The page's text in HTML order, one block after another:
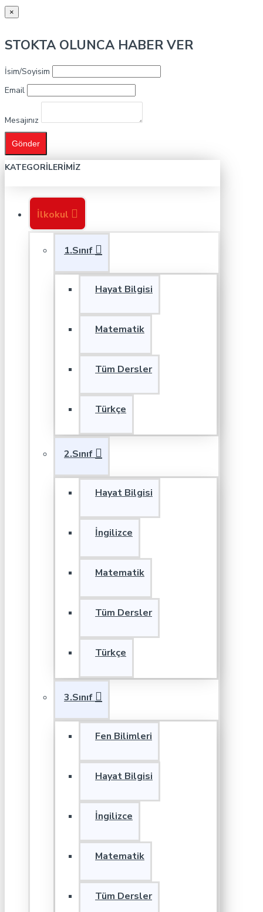
×
STOKTA OLUNCA HABER VER
İsim/Soyisim
Email
Mesajınız
Gönder
KATEGORILERIMIZ
İlkokul
1.Sınıf
Hayat Bilgisi
Matematik
Tüm Dersler
Türkçe
2.Sınıf
Hayat Bilgisi
İngilizce
Matematik
Tüm Dersler
Türkçe
3.Sınıf
Fen Bilimleri
Hayat Bilgisi
İngilizce
Matematik
Tüm Dersler